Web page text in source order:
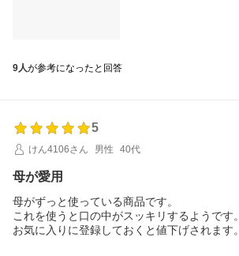
9人が参考になったと回答
5
けん4106さん
男性 40代
母が愛用
母がずっと使っている商品です。
これを使うと口の中がスッキリするようです。
お気に入りに登録しておくと値下げされます。